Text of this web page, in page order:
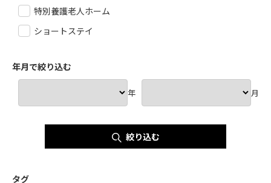
特別養護老人ホーム
ショートステイ
年月で絞り込む
年 月
絞り込む
タグ